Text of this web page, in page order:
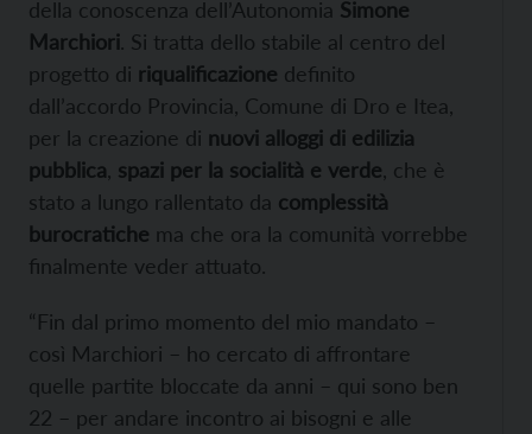
della conoscenza dell’Autonomia Simone
Marchiori. Si tratta dello stabile al centro del
progetto di riqualificazione definito
dall’accordo Provincia, Comune di Dro e Itea,
per la creazione di nuovi alloggi di edilizia
pubblica spazi per la socialità e verde , che è
stato a lungo rallentato da complessità
burocratiche ma che ora la comunità vorrebbe
finalmente veder attuato.
“Fin dal primo momento del mio mandato –
così Marchiori – ho cercato di affrontare
quelle partite bloccate da anni – qui sono ben
22 – per andare incontro ai bisogni e alle